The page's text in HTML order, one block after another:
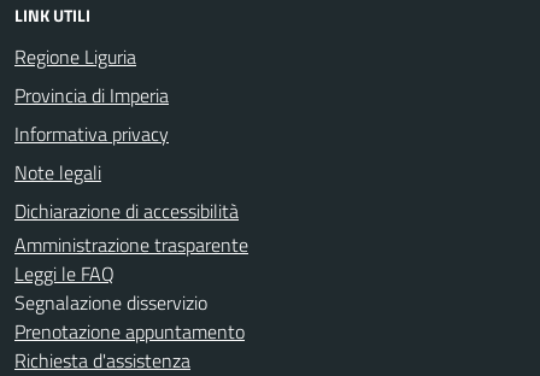
LINK UTILI
Regione Liguria
Provincia di Imperia
Informativa privacy
Note legali
Dichiarazione di accessibilità
Amministrazione trasparente
Leggi le FAQ
Segnalazione disservizio
Prenotazione appuntamento
Richiesta d'assistenza